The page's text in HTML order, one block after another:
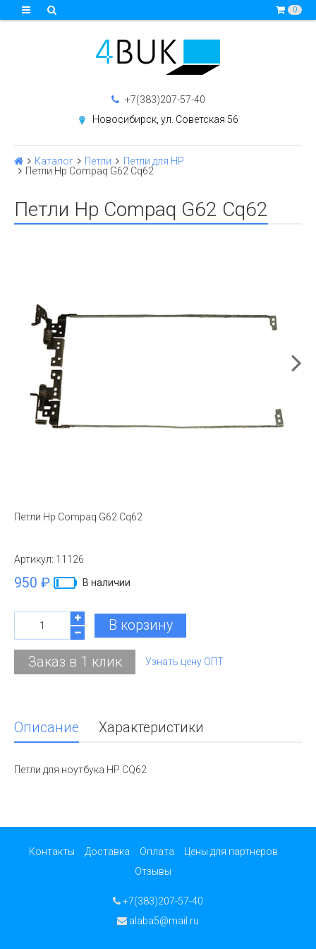
0
+7(383)207-57-40
Новосибирск, ул. Советская 56
Каталог Петли
Петли для HP
Петли Hp Compaq G62 Cq62
Петли Hp Compaq G62 Cq62
Петли Hp Compaq G62 Cq62
Артикул: 11126
950 ₽ В наличии
В корзину
Заказ в 1 клик Узнать цену ОПТ
Описание Характеристики
Петли для ноутбука HP CQ62
Контакты Доставка Оплата
Цены для партнеров
Отзывы
+7(383)207-57-40
alaba5@mail.ru